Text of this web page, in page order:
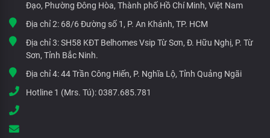
Đạo, Phường Đông Hòa, Thành phố Hồ Chí Minh, Việt Nam
Địa chỉ 2: 68/6 Đường số 1, P. An Khánh, TP. HCM
Địa chỉ 3:SH58 KĐT Belhomes Vsip Từ Sơn, Đ. Hữu Nghị, P. Từ
Sơn, Tỉnh Bắc Ninh.
Địa chỉ 4:44 Trần Công Hiến, P. Nghĩa Lộ, Tỉnh Quảng Ngãi
Hotline 1 (Mrs. Tú):0387.685.781